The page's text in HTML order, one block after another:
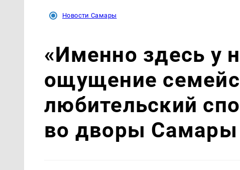
Новости Самары
«Именно здесь у
ощущение
любительский
во дворы Самары